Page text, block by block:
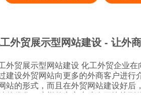
外贸展示型网站建设 - 让外
示型网站建设 化工外贸企业在向外商介绍产品的时候，都会
建设外贸网站向更多的外商客户进行
站的形式，而且在外贸网站建设好后